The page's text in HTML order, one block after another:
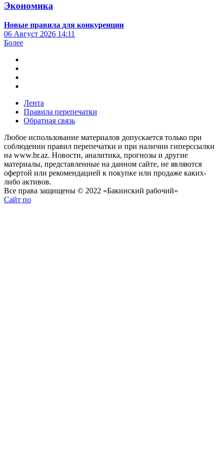
Экономика
Новые правила для конкуренции
06 Август 2026 14:11
Более
Лента
Правила перепечатки
Обратная связь
Любое использование материалов допускается только при
соблюдении правил перепечатки и при наличии гиперссылки
на www.br.az. Новости, аналитика, прогнозы и другие
материалы, представленные на данном сайте, не являются
офертой или рекомендацией к покупке или продаже каких-
либо активов.
Все права защищены © 2022 «Бакинский рабочий»
Сайт по